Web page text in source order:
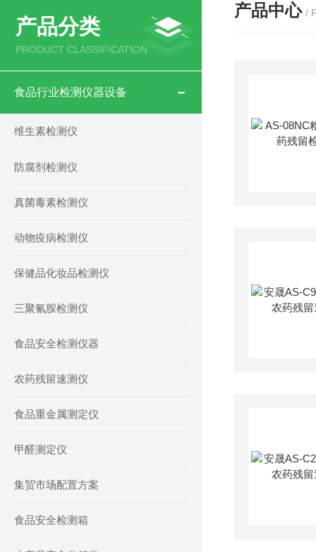
产品分类
PRODUCT CLASSIFICATION
食品行业检测仪器设备
维生素检测仪
防腐剂检测仪
真菌毒素检测仪
动物疫病检测仪
保健品化妆品检测仪
三聚氰胺检测仪
食品安全检测仪器
农药残留速测仪
食品重金属测定仪
甲醛测定仪
集贸市场配置方案
食品安全检测箱
产品中心 /